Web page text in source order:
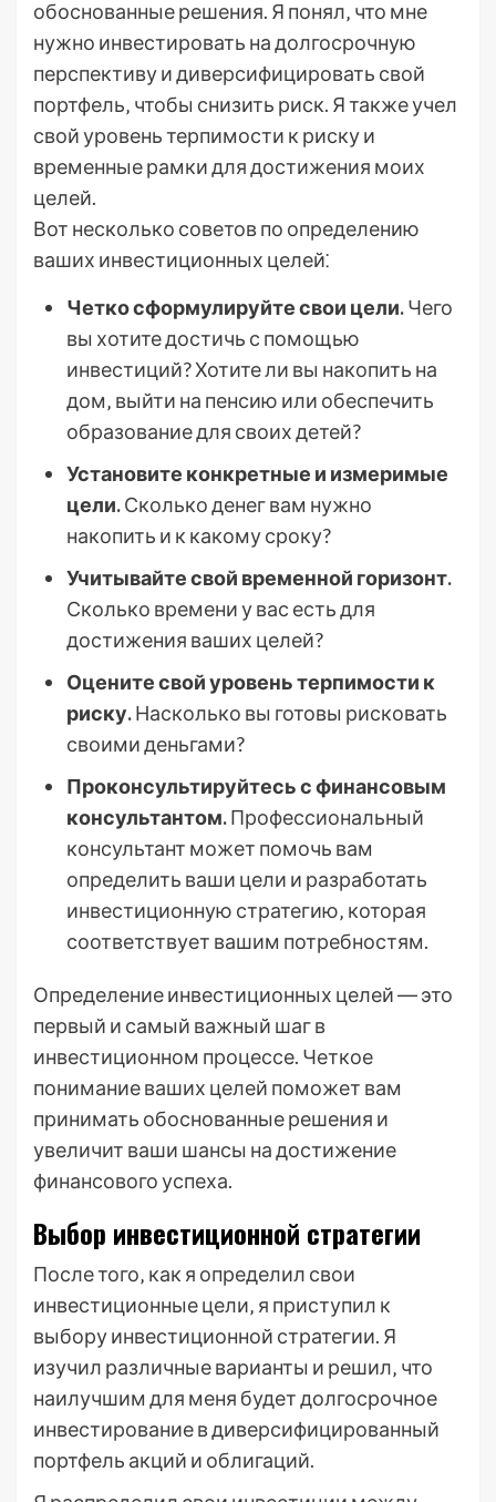
обоснованные решения. Я понял‚ что мне
нужно инвестировать на долгосрочную
перспективу и диверсифицировать свой
портфель‚ чтобы снизить риск. Я также учел
свой уровень терпимости к риску и
временные рамки для достижения моих
целей.
Вот несколько советов по определению
ваших инвестиционных целей⁚
Четко сформулируйте свои цели.Чего
вы хотите достичь с помощью
инвестиций? Хотите ли вы накопить на
дом‚ выйти на пенсию или обеспечить
образование для своих детей?
Установите конкретные и измеримые
цели.Сколько денег вам нужно
накопить и к какому сроку?
Учитывайте свой временной горизонт.
Сколько времени у вас есть для
достижения ваших целей?
Оцените свой уровень терпимости к
риску.Насколько вы готовы рисковать
своими деньгами?
Проконсультируйтесь с финансовым
консультантом.Профессиональный
консультант может помочь вам
определить ваши цели и разработать
инвестиционную стратегию‚ которая
соответствует вашим потребностям.
Определение инвестиционных целей ― это
первый и самый важный шаг в
инвестиционном процессе. Четкое
понимание ваших целей поможет вам
принимать обоснованные решения и
увеличит ваши шансы на достижение
финансового успеха.
Выбор инвестиционной стратегии
После того‚ как я определил свои
инвестиционные цели‚ я приступил к
выбору инвестиционной стратегии. Я
изучил различные варианты и решил‚ что
наилучшим для меня будет долгосрочное
инвестирование в диверсифицированный
портфель акций и облигаций.